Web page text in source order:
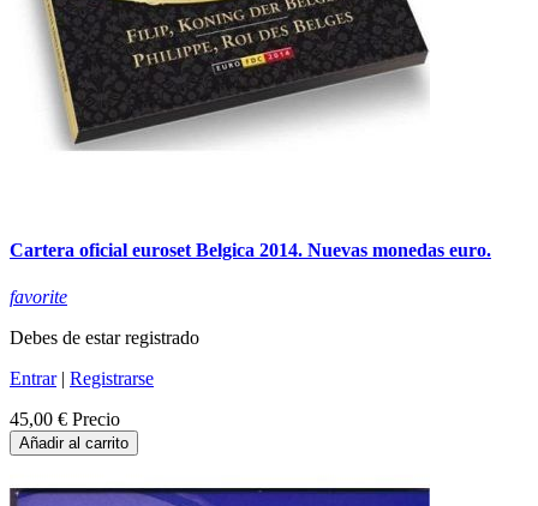
Cartera oficial euroset Belgica 2014. Nuevas monedas euro.
favorite
Debes de estar registrado
Entrar| Registrarse
45,00 € Precio
Añadir al carrito